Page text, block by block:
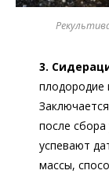
3.
плодородие
после
успевают
массы,